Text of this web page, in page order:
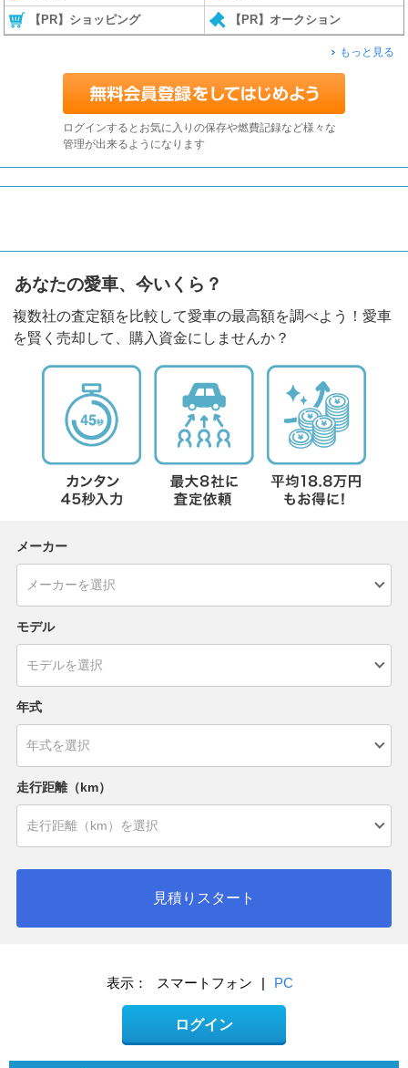
【PR】ショッピング 【PR】オークション
もっと見る
ログインするとお気に入りの保存や燃費記録など様々な
管理が出来るようになります
あなたの愛車、今いくら？
複数社の査定額を比較して愛車の最高額を調べよう！愛車
を賢く売却して、購入資金にしませんか？
メーカー
モデル
年式
走行距離（km）
見積りスタート
表示： スマートフォン | PC
ログイン